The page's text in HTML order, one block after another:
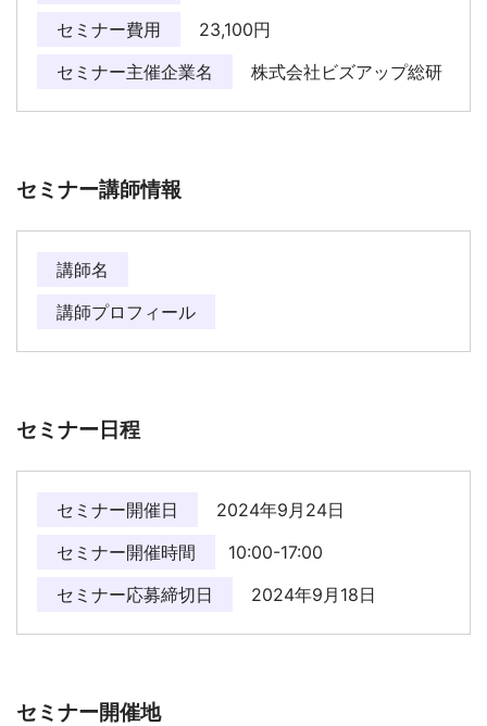
セミナー費用
23,100円
セミナー主催企業名
株式会社ビズアップ総研
セミナー講師情報
講師名
講師プロフィール
セミナー日程
セミナー開催日
2024年9月24日
セミナー開催時間
10:00-17:00
セミナー応募締切日
2024年9月18日
セミナー開催地